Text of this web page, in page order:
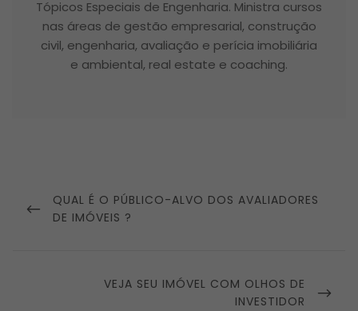
Tópicos Especiais de Engenharia. Ministra cursos
nas áreas de gestão empresarial, construção
civil, engenharia, avaliação e perícia imobiliária
e ambiental, real estate e coaching.
Post
PREVIOUS
POST
QUAL É O PÚBLICO-ALVO DOS AVALIADORES
DE IMÓVEIS ?
NEXT
VEJA SEU IMÓVEL COM OLHOS DE
INVESTIDOR